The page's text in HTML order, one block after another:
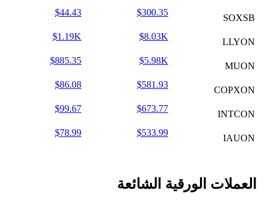
SOXSB
$300.35
$44.43
LLYON
$8.03K
$1.19K
MUON
$5.98K
$885.35
COPXON
$581.93
$86.08
INTCON
$673.77
$99.67
IAUON
$533.99
$78.99
العملات الورقية الشائعة